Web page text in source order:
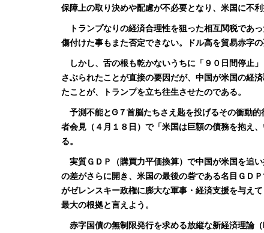
保障上の取り決めや配慮が不必要となり、米国に不
トランプなりの経済合理性を狙った相互関税であ
傷付けた事もまた否定できない。ドル高を貿易赤字
しかし、舌の根も乾かないうちに「９０日間停止
さぶられたことが直接の要因だが、中国が米国の経
たことが、トランプを立ち往生させたのである。
予測不能とG７首脳たちさえ匙を投げるその衝動
者会見（４月１８日）で「米国は巨額の債務を抱え
る。
実質ＧＤＰ（購買力平価換算）で中国が米国を追
の差がさらに開き、米国の最後の砦である名目ＧＤ
がゼレンスキー政権に膨大な軍事・経済支援を与え
最大の根拠と言えよう。
赤字国債の無制限発行を求める放縦な新経済理論